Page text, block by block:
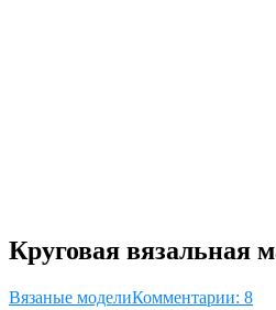
Круговая вязальная
Вязаные моделиКомментарии: 8